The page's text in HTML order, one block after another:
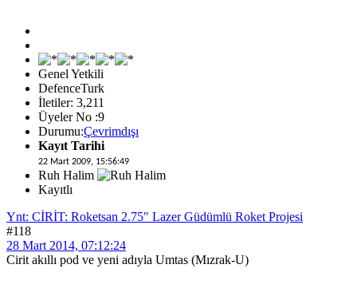
Genel Yetkili
DefenceTurk
İletiler: 3,211
Üyeler No :9
Durumu:Çevrimdışı
Kayıt Tarihi
22 Mart 2009, 15:56:49
Ruh Halim
Kayıtlı
Ynt: CİRİT: Roketsan 2.75" Lazer Güdümlü Roket Projesi
#118
28 Mart 2014, 07:12:24
Cirit akıllı pod ve yeni adıyla Umtas (Mızrak-U)